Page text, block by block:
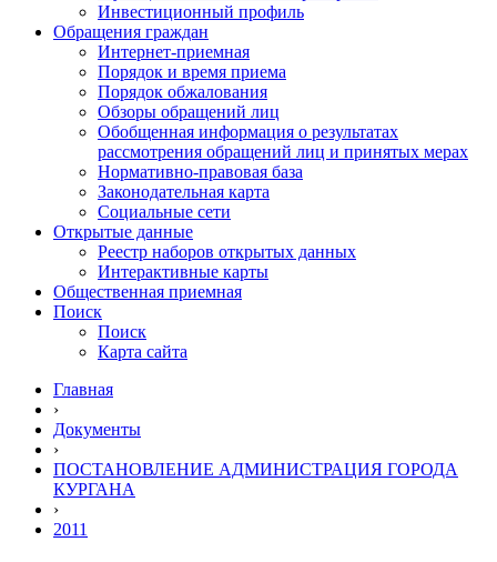
Инвестиционный профиль
Обращения граждан
Интернет-приемная
Порядок и время приема
Порядок обжалования
Обзоры обращений лиц
Обобщенная информация о результатах
рассмотрения обращений лиц и принятых мерах
Нормативно-правовая база
Законодательная карта
Социальные сети
Открытые данные
Реестр наборов открытых данных
Интерактивные карты
Общественная приемная
Поиск
Поиск
Карта сайта
Главная
›
Документы
›
ПОСТАНОВЛЕНИЕ АДМИНИСТРАЦИЯ ГОРОДА
КУРГАНА
›
2011